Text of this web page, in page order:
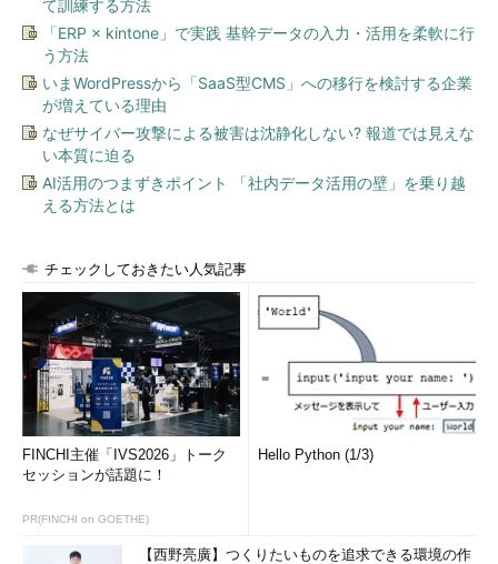
この他、Windowsによるマルチプラットフォーム開発の促進に
向けて、以下の3つの技術をはじめとする取り組みを進めてい
る。
Desktop Bridge（Project Centennial）
Win32や.NETを使用する多数のデスクトップアプリケーション
にする。UWPのモダンなデプロイ技術を使い、デスクトップア
イブタイルやローミングストレージ、プッシュ通知などの機能を
提供）にフルアクセスできるようになる。
Bash Shell on Windows
Bashシェルを、Windowsストアから直接ダウンロードできる
ようにする。また、ネイティブなBashおよびGNU／Linuxコマン
ドラインツールを、新しい「Windows Subsystem for Linux」上
で直接実行できるようにする。
iOS／Androidアプリ開発者向けの改良されたツールやブリッジ
Visual Studioに「Xamarinツール」がビルトインされ、
て訓練する方法
「ERP × kintone」で実践 基幹データの入力・活用を柔軟に行
う方法
いまWordPressから「SaaS型CMS」への移行を検討する企業
が増えている理由
なぜサイバー攻撃による被害は沈静化しない? 報道では見えな
い本質に迫る
AI活用のつまずきポイント 「社内データ活用の壁」を乗り越
える方法とは
チェックしておきたい人気記事
FINCHI主催「IVS2026」トーク
セッションが話題に！
PR(FINCHI on GOETHE)
Hello Python (1/3)
【西野亮廣】つくりたいものを追求できる環境の作